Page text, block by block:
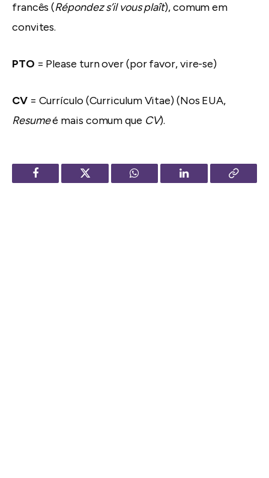
francês (Répondez s’il vous plaît), comum em
convites.
PTO = Please turn over (por favor, vire-se)
CV = Currículo (Curriculum Vitae) (Nos EUA,
Resumeé mais comum que CV).
Facebook Twitter WhatsApp LinkedIn
Copy